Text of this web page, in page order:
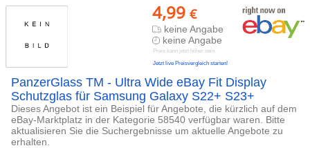
4,99 €
keine Angabe
keine Angabe
Preis kann jetzt höher sein
Jetzt live Preisvergleich starten!
PanzerGlass TM - Ultra Wide eBay Fit Display
Schutzglas für Samsung Galaxy S22+ S23+
Dieses Angebot ist ein Beispiel für Angebote, die kürzlich auf dem
eBay-Marktplatz in der Kategorie 58540 verfügbar waren. Bitte
aktualisieren Sie die Suchergebnisse um aktuelle Angebote zu
erhalten.